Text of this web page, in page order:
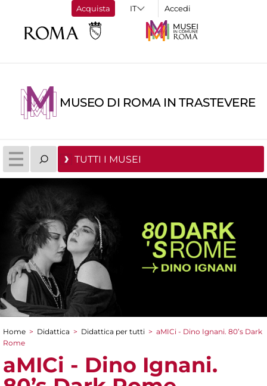
Acquista Accedi
MUSEO DI ROMA IN TRASTEVERE
TUTTI I MUSEI
Tu sei qui
Home > Didattica > Didattica per tutti > aMICi - Dino Ignani. 80’s Dark
Rome
aMICi - Dino Ignani.